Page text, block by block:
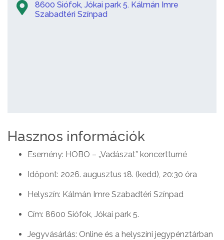
8600 Siófok, Jókai park 5. Kálmán Imre
Szabadtéri Színpad
Hasznos információk
Esemény: HOBO – „Vadászat” koncertturné
Időpont: 2026. augusztus 18. (kedd), 20:30 óra
Helyszín: Kálmán Imre Szabadtéri Színpad
Cím: 8600 Siófok, Jókai park 5.
Jegyvásárlás: Online és a helyszíni jegypénztárban